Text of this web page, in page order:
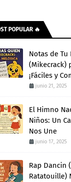
POPULAR 🔥
Notas de Tu
(Mikecrack)
¡Fáciles y
junio 21, 2025
El Himno
Niños: Un
Nos Une
junio 17, 2025
Rap Dancin
Ratatouille)